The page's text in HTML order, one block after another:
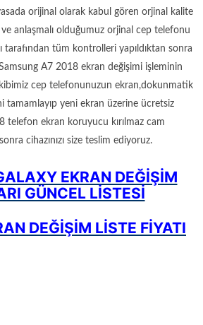
orijinal olarak kabul gören orjinal kalite
anlaşmalı olduğumuz orjinal cep telefonu
tarafından tüm kontrolleri yapıldıktan sonra
A7 2018 ekran değişimi işleminin
cep telefonunuzun ekran,dokunmatik
tamamlayıp yeni ekran üzerine ücretsiz
telefon ekran koruyucu kırılmaz cam
cihazınızı size teslim ediyoruz.
EKRAN DEĞİŞİM
GÜNCEL LİSTESİ
DEĞİŞİM LİSTE FİYATI